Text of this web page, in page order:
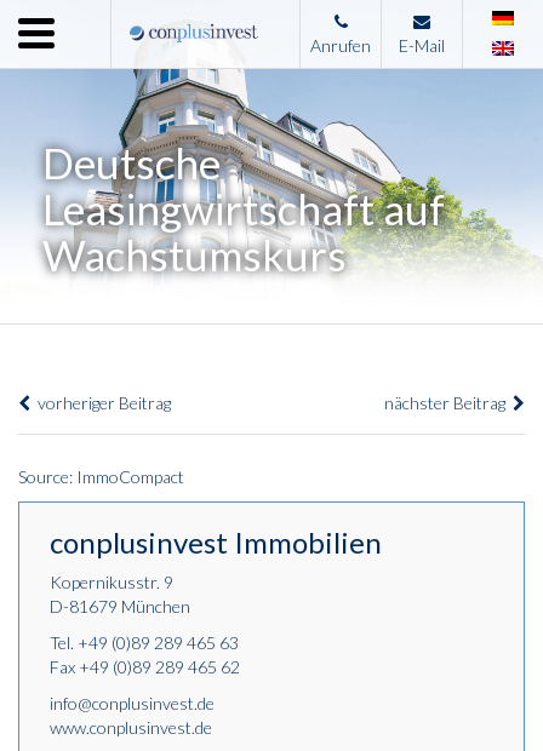
Menu
Home
Unternehmen
Leistungen
Immobilienangebote
News
Impressum
Anrufen E-Mail
Deutsche
Leasingwirtschaft auf
Wachstumskurs
vorheriger Beitrag nächster Beitrag
Source: ImmoCompact
conplusinvest Immobilien
Kopernikusstr. 9
D-81679 München
Tel. +49 (0)89 289 465 63
Fax +49 (0)89 289 465 62
info@conplusinvest.de
www.conplusinvest.de